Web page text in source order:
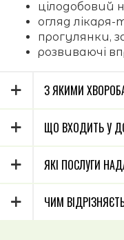
цілодобовий
огляд
прогулянки,
розвиваючі
З ЯКИМИ
ЩО ВХОДИТЬ У
ЯКІ ПОСЛУГИ
ЧИМ